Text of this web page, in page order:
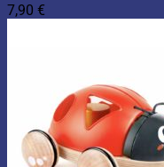
7,90 €